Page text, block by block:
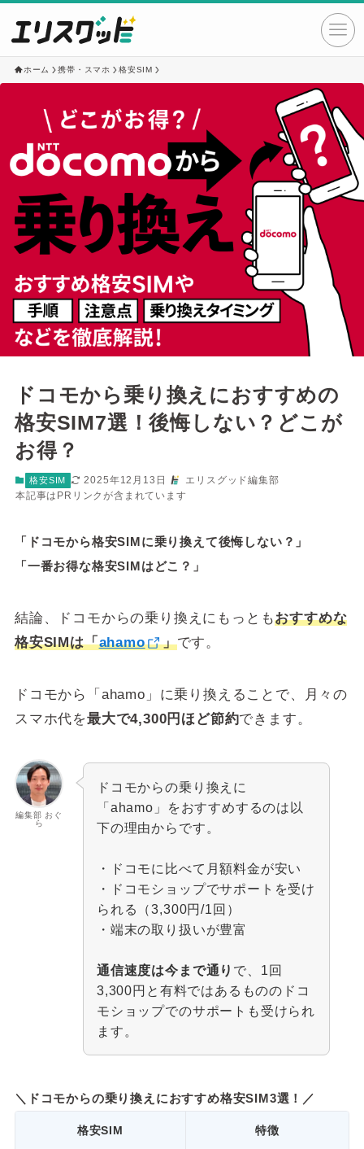
ホーム 携帯・スマホ 格安SIM
ドコモから乗り換えにおすすめの
格安SIM7選！後悔しない？どこが
お得？
格安SIM 2025年12月13日
エリスグッド編集部
本記事はPRリンクが含まれています
「ドコモから格安SIMに乗り換えて後悔しない？」
「一番お得な格安SIMはどこ？」
結論、ドコモからの乗り換えにもっともおすすめな
格安SIMは「ahamo 」です。
ドコモから「ahamo」に乗り換えることで、月々の
スマホ代を最大で4,300円ほど節約できます。
編集部 おぐ
ら
ドコモからの乗り換えに
「ahamo」をおすすめするのは以
下の理由からです。
・ドコモに比べて月額料金が安い
・ドコモショップでサポートを受け
られる（3,300円/1回）
・端末の取り扱いが豊富
通信速度は今まで通り で、1回
3,300円と有料ではあるもののドコ
モショップでのサポートも受けられ
ます。
＼ドコモからの乗り換えにおすすめ格安SIM3選！／
格安SIM 特徴